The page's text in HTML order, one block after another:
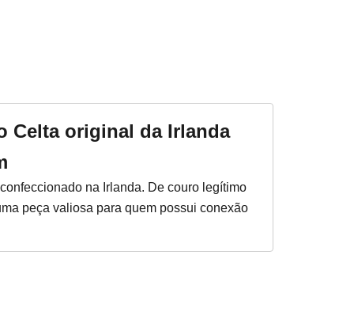
Celta original da Irlanda
na Irlanda. De couro legítimo
peça valiosa para quem possui conexão